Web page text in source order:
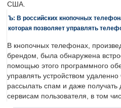
США.
Ъ: В российских кнопочных
которая позволяет управлять
В кнопочных телефонах,
брендом, была обнаружена
помощью этого программного
управлять устройством удаленно
рассылать спам и даже получать
сервисам пользователя, в том